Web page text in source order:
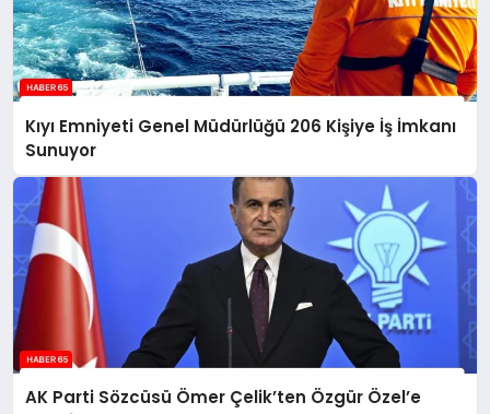
Kıyı Emniyeti Genel Müdürlüğü 206 Kişiye İş İmkanı
Sunuyor
AK Parti Sözcüsü Ömer Çelik’ten Özgür Özel’e